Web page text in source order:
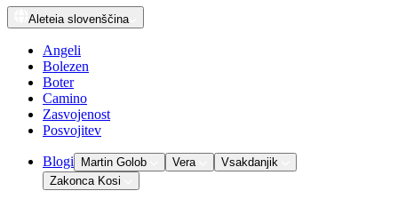
Aleteia slovenščina
Angeli
Bolezen
Boter
Camino
Zasvojenost
Posvojitev
Blogi Martin Golob Vera
Vsakdanjik
Zakonca Kosi